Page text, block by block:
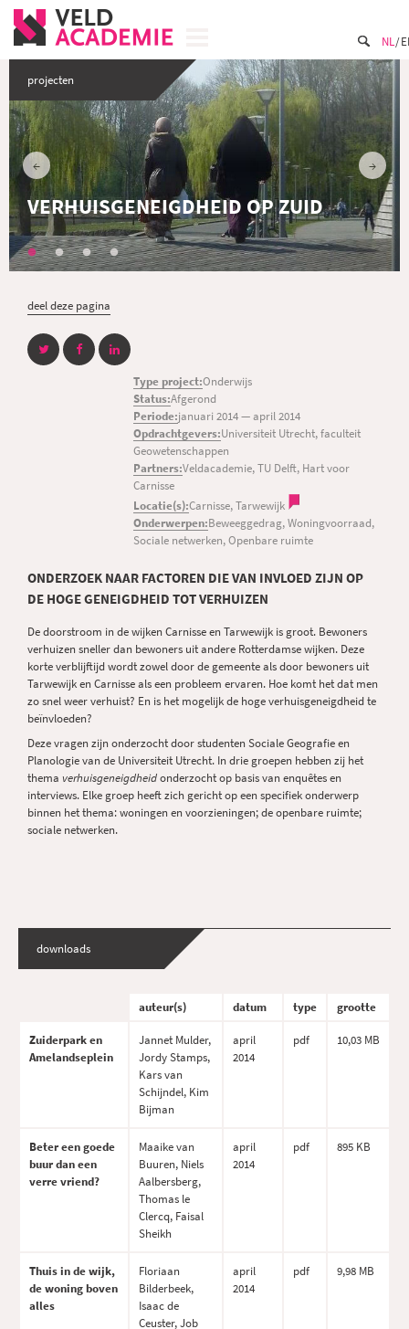
NL
projecten
VERHUISGENEIGDHEID OP ZUID
deel deze pagina
Type project:Onderwijs
Status:Afgerond
Periode:januari 2014—april 2014
Opdrachtgevers:Universiteit Utrecht, faculteit
Geowetenschappen
Partners:Veldacademie, TU Delft, Hart voor
Carnisse
Locatie(s):Carnisse, Tarwewijk
Onderwerpen:Beweeggedrag, Woningvoorraad,
Sociale netwerken, Openbare ruimte
ONDERZOEK NAAR FACTOREN DIE VAN INVLOED ZIJN OP
DE HOGE GENEIGDHEID TOT VERHUIZEN
De doorstroom in de wijken Carnisse en Tarwewijk is groot. Bewoners
verhuizen sneller dan bewoners uit andere Rotterdamse wijken. Deze
korte verblijftijd wordt zowel door de gemeente als door bewoners uit
Tarwewijk en Carnisse als een probleem ervaren. Hoe komt het dat men
zo snel weer verhuist? En is het mogelijk de hoge verhuisgeneigdheid te
beïnvloeden?
Deze vragen zijn onderzocht door studenten Sociale Geografie en
Planologie van de Universiteit Utrecht. In drie groepen hebben zij het
thema verhuisgeneigdheidonderzocht op basis van enquêtes en
interviews. Elke groep heeft zich gericht op een specifiek onderwerp
binnen het thema: woningen en voorzieningen; de openbare ruimte;
sociale netwerken.
downloads
auteur(s) datum type grootte
Zuiderpark en
Amelandseplein
Jannet Mulder,
Jordy Stamps,
Kars van
Schijndel, Kim
Bijman
april
2014
pdf 10,03 MB
Beter een goede
buur dan een
verre vriend?
Maaike van
Buuren, Niels
Aalbersberg,
Thomas le
Clercq, Faisal
Sheikh
april
2014
pdf 895 KB
Thuis in de wijk,
de woning boven
alles
Floriaan
Bilderbeek,
Isaac de
Ceuster, Job
april
2014
pdf 9,98 MB